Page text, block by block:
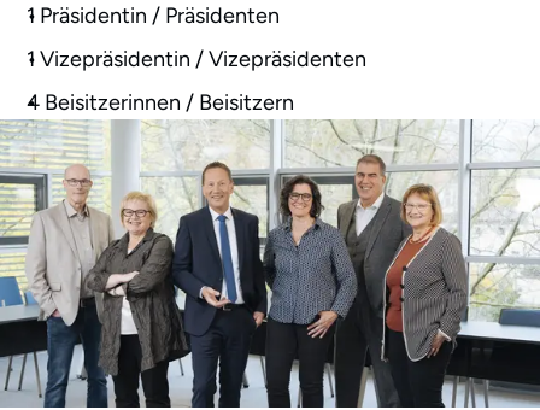
1 Präsidentin / Präsidenten
1 Vizepräsidentin / Vizepräsidenten
4 Beisitzerinnen / Beisitzern